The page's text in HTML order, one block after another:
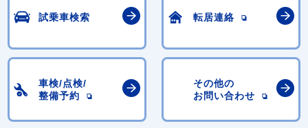
試乗車検索 転居連絡
車検/点検/
整備予約
その他の
お問い合わせ